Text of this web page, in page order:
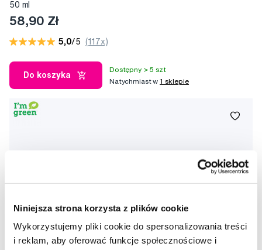
Niniejsza strona korzysta z plików cookie
Wykorzystujemy pliki cookie do spersonalizowania treści
i reklam, aby oferować funkcje społecznościowe i
50 ml
58,90 Zł
5,0/5 (117x)
Do koszyka
Dostępny > 5 szt
Natychmiast w1 sklepie